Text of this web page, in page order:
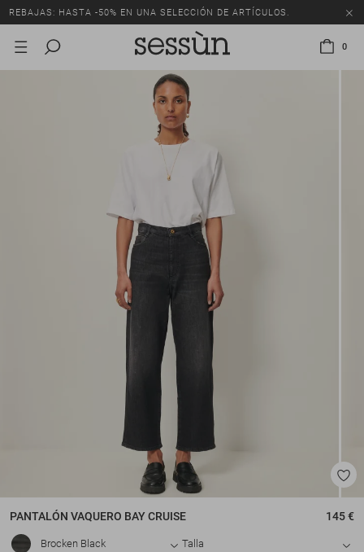
REBAJAS: HASTA -50% EN UNA SELECCIÓN DE ARTÍCULOS.
0
PANTALÓN VAQUERO BAY CRUISE 145 €
Brocken Black Talla